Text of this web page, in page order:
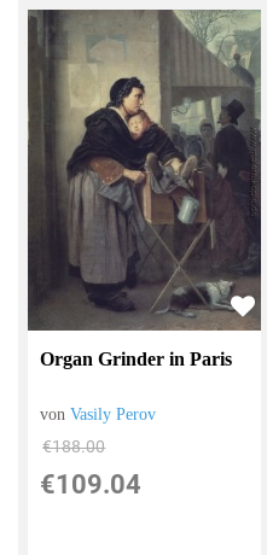
Organ Grinder in Paris
vonVasily Perov
€188.00
€109.04